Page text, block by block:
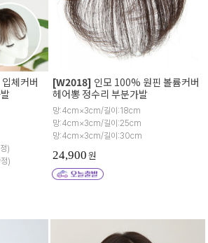
11cm×10~13cm
12cm×11~14cm
13cm×13~15cm
14cm×13~15cm
15cm×13~17cm
16cm×16~18cm
17cm×18cm
18cm×15~20cm
22cm×23cm
체커버
)
)
[W2018] 인모 100% 원핀 볼륨커버
헤어뽕 정수리 부분가발
망:4cm×3cm/길이:18cm
망:4cm×3cm/길이:25cm
망:4cm×3cm/길이:30cm
24,900원